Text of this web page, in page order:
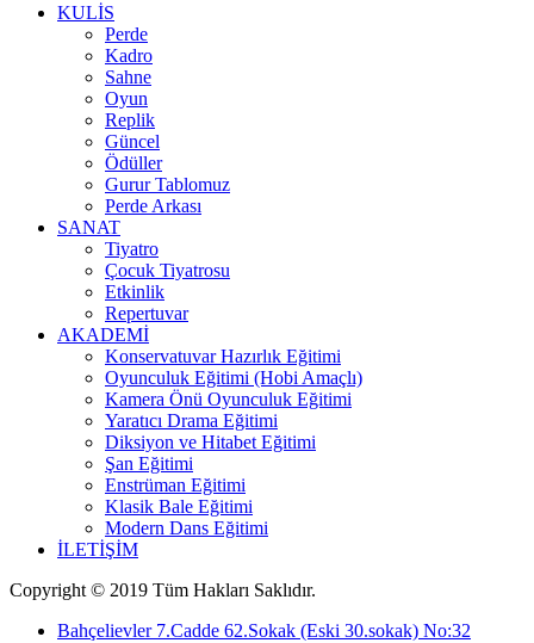
KULİS
Perde
Kadro
Sahne
Oyun
Replik
Güncel
Ödüller
Gurur Tablomuz
Perde Arkası
SANAT
Tiyatro
Çocuk Tiyatrosu
Etkinlik
Repertuvar
AKADEMİ
Konservatuvar Hazırlık Eğitimi
Oyunculuk Eğitimi (Hobi Amaçlı)
Kamera Önü Oyunculuk Eğitimi
Yaratıcı Drama Eğitimi
Diksiyon ve Hitabet Eğitimi
Şan Eğitimi
Enstrüman Eğitimi
Klasik Bale Eğitimi
Modern Dans Eğitimi
İLETİŞİM
Copyright © 2019 Tüm Hakları Saklıdır.
Bahçelievler 7.Cadde 62.Sokak (Eski 30.sokak) No:32